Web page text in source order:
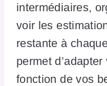
intermédiaires,
voir les
restante à
permet
fonction de vos